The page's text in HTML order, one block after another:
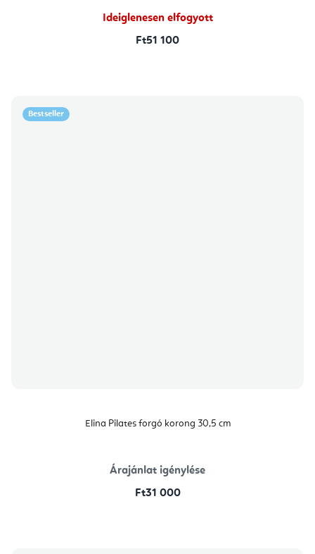
Ideiglenesen elfogyott
Ft51 100
Bestseller
Elina Pilates forgó korong 30,5 cm
Árajánlat igénylése
Ft31 000